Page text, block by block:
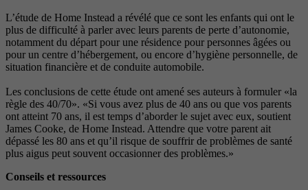
L’étude de Home Instead a révélé que ce sont les enfants qui ont le
plus de difficulté à parler avec leurs parents de perte d’autonomie,
notamment du départ pour une résidence pour personnes âgées ou
pour un centre d’hébergement, ou encore d’hygiène personnelle, de
situation financière et de conduite automobile.
Les conclusions de cette étude ont amené ses auteurs à formuler «la
règle des 40/70». «Si vous avez plus de 40 ans ou que vos parents
ont atteint 70 ans, il est temps d’aborder le sujet avec eux, soutient
James Cooke, de Home Instead. Attendre que votre parent ait
dépassé les 80 ans et qu’il risque de souffrir de problèmes de santé
plus aigus peut souvent occasionner des problèmes.»
Conseils et ressources